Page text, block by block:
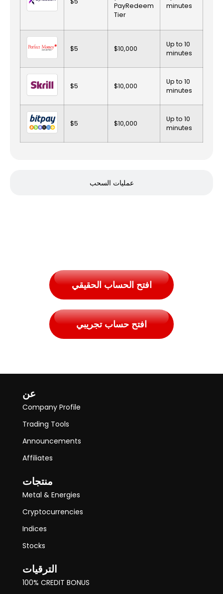
عمليات السحب
PayRedeem
Tier
minutes
$5 $10,000
Up to 10
minutes
$5 $10,000
Up to 10
minutes
$5 $10,000
Up to 10
minutes
افتح الحساب الحقيقي
افتح حساب تجريبي
عن
Company Profile
Trading Tools
Announcements
Affiliates
منتجات
Metal & Energies
Cryptocurrencies
Indices
Stocks
الترقيات
100% CREDIT BONUS